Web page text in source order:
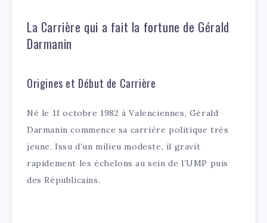
La Carrière qui a fait la fortune de Gérald
Darmanin
Origines et Début de Carrière
Né le 11 octobre 1982 à Valenciennes, Gérald
Darmanin commence sa carrière politique très
jeune. Issu d’un milieu modeste, il gravit
rapidement les échelons au sein de l’UMP puis
des Républicains.